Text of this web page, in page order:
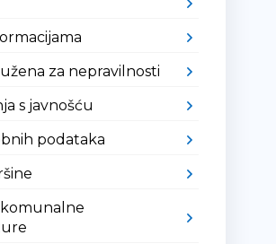
za nepravilnosti
s javnošću
podataka